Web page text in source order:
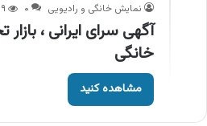
نمایش خانگی و رادیویی ۰
آگهی سرای ایرانی ،
خانگی
مشاهده کنید